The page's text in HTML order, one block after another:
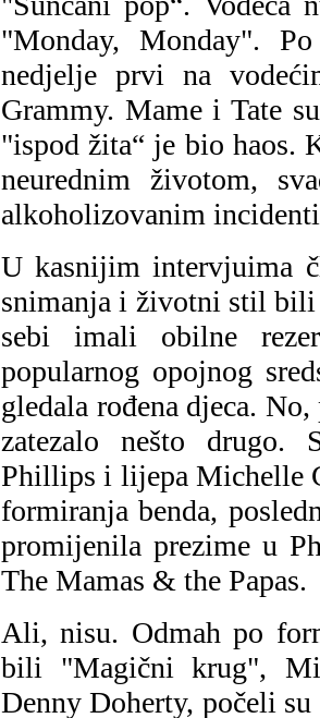
"Monday, Monday".
nedjelje prvi na
Grammy. Mame i Tate
"ispod žita“ je bio haos.
neurednim životom,
alkoholizovanim
U kasnijim intervjuima
snimanja i životni stil
sebi imali obilne
popularnog opojnog
gledala rođena djeca.
zatezalo nešto drugo.
Phillips i lijepa Michelle
formiranja benda,
promijenila prezime u
The Mamas & the Papas.
Ali, nisu. Odmah po
bili "Magični krug",
Denny Doherty, počeli